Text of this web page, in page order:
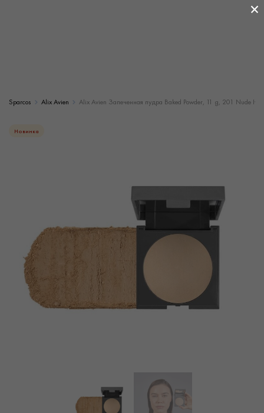
Sparcos Alix Avien Alix Avien Запеченная пудра Baked Powder, 11 g, 201 Nude
Новинка
×